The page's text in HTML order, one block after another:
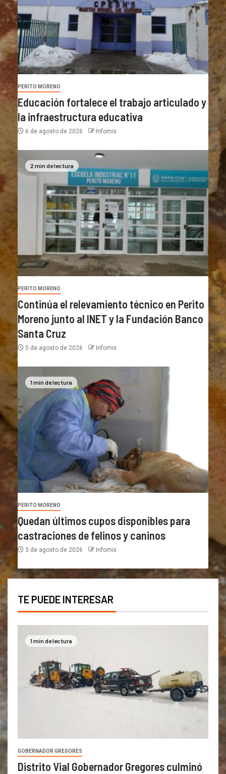
PERITO MORENO
Educación fortalece el trabajo articulado y
la infraestructura educativa
6 de agosto de 2026 Infomix
2 min de lectura
PERITO MORENO
Continúa el relevamiento técnico en Perito
Moreno junto al INET y la Fundación Banco
Santa Cruz
5 de agosto de 2026 Infomix
1 min de lectura
PERITO MORENO
Quedan últimos cupos disponibles para
castraciones de felinos y caninos
3 de agosto de 2026 Infomix
TE PUEDE INTERESAR
1 min de lectura
GOBERNADOR GREGORES
Distrito Vial Gobernador Gregores culminó